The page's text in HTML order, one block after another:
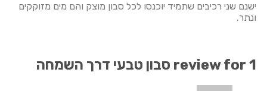
ישנם שני רכיבים שתמיד יוכנסו לכל סבון מוצק והם מים מזוקקים
ונתר.
סבון טבעי דרך השמחה